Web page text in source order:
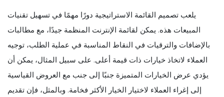
يلعب تصميم القائمة الاستراتيجية دورًا مهمًا في تسهيل تقنيات
المبيعات هذه. يمكن لقائمة الإنترنت المنظمة جيدًا، مع مطالبات
بالإضافات والترقيات في النقاط المناسبة في عملية الطلب، توجيه
العملاء لاتخاذ خيارات ذات قيمة أعلى. على سبيل المثال، يمكن أن
يؤدي عرض الخيارات المتميزة جنبًا إلى جنب مع العروض القياسية
إلى إغراء العملاء لاختيار الخيار الأكثر فخامة. وبالمثل، فإن تقديم